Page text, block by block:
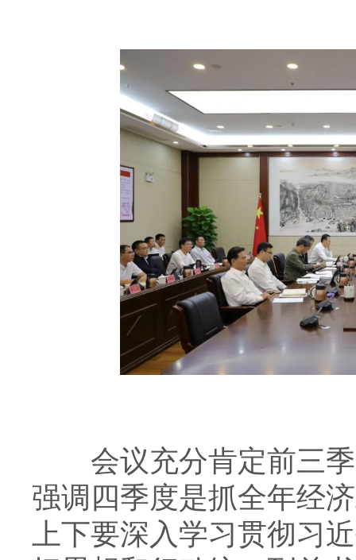
会议充分肯定前三季
强调四季度是抓全年经
上下要深入学习贯彻习